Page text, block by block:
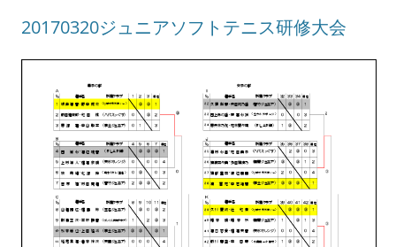
20170320ジュニアソフトテニス研修大会